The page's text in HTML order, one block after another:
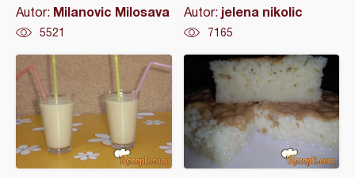
Autor: Milanovic Milosava
5521
Autor: jelena nikolic
7165